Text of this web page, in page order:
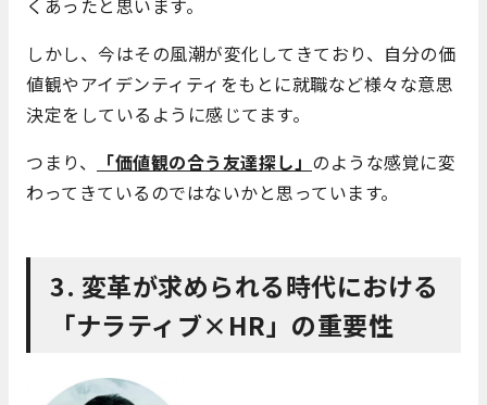
くあったと思います。
しかし、今はその風潮が変化してきており、自分の価
値観やアイデンティティをもとに就職など様々な意思
決定をしているように感じてます。
つまり、
「価値観の合う友達探し」 のような感覚に変
わってきているのではないかと思っています。
3. 変革が求められる時代における
「ナラティブ×HR」の重要性